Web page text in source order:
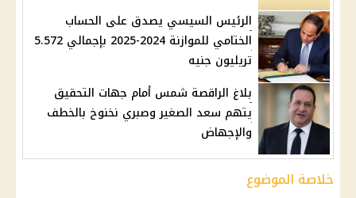
الرئيس السيسي يصدق على الحساب
الختامي للموازنة 2024-2025 بإجمالي 5.572
تريليون جنيه
بلاغ الراقصة شمس أمام جهات التحقيق
يتهم سعد الصغير وصبري نخنوخ بالخطف
والإجهاض
خلاصة الموضوع